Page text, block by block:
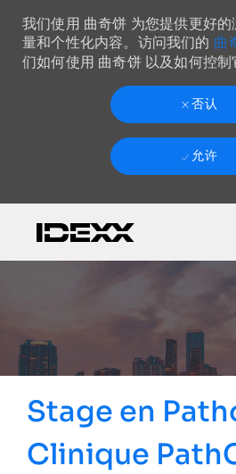
我们使用 曲奇饼 为您提供更好
量和个性化内容。访问我们的 曲
们如何使用 曲奇饼 以及如何控制
否认
允许
Stage en
Clinique